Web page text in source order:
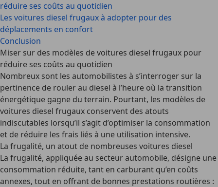
réduire ses coûts au quotidien
Les voitures diesel frugaux à adopter pour des
déplacements en confort
Conclusion
Miser sur des modèles de voitures diesel frugaux pour
réduire ses coûts au quotidien
Nombreux sont les automobilistes à s’interroger sur la
pertinence de rouler au diesel à l’heure où la transition
énergétique gagne du terrain. Pourtant, les modèles de
voitures diesel frugaux conservent des atouts
indiscutables lorsqu’il s’agit d’optimiser la consommation
et de réduire les frais liés à une utilisation intensive.
La frugalité, un atout de nombreuses voitures diesel
La frugalité, appliquée au secteur automobile, désigne une
consommation réduite, tant en carburant qu’en coûts
annexes, tout en offrant de bonnes prestations routières :